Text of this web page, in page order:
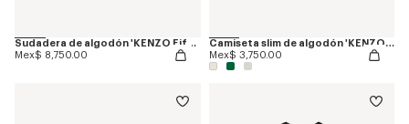
Sudadera de algodón 'KENZO Eiffel Tower Design'
Mex$ 8,750.00
Camiseta slim de algodón 'KENZO Eiffel Tower Design'
Mex$ 3,750.00